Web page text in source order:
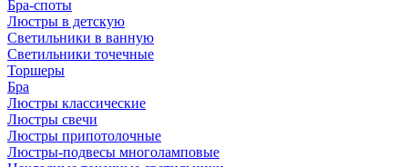
Бра-споты
Люстры в детскую
Светильники в ванную
Светильники точечные
Торшеры
Бра
Люстры классические
Люстры свечи
Люстры припотолочные
Люстры-подвесы многоламповые